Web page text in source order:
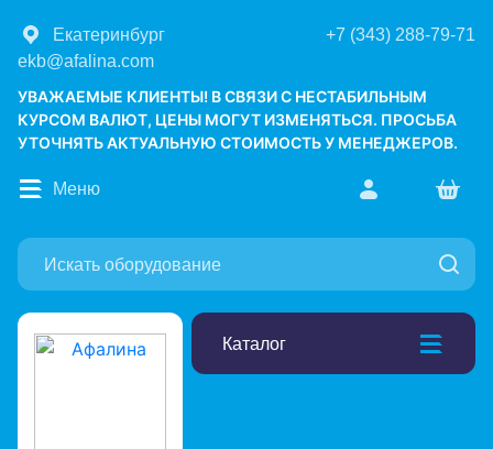
Екатеринбург
+7 (343) 288-79-71
ekb@afalina.com
УВАЖАЕМЫЕ КЛИЕНТЫ! В СВЯЗИ С НЕСТАБИЛЬНЫМ
КУРСОМ ВАЛЮТ, ЦЕНЫ МОГУТ ИЗМЕНЯТЬСЯ. ПРОСЬБА
УТОЧНЯТЬ АКТУАЛЬНУЮ СТОИМОСТЬ У МЕНЕДЖЕРОВ.
Каталог
Меню